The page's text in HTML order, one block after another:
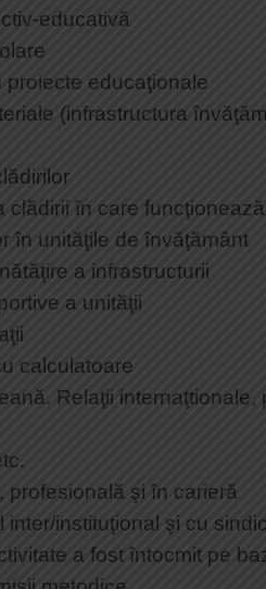
Redacţia de…”Pici” nr. 03
Redacţia de…”Pici” nr. 02
Redacţia de…”Pici” nr. 01
educativă
educaţionale
(infrastructura
clădirii în care
în unităţile de învăţământ
a infrastructurii
a unităţii
calculatoare
Relaţii
profesională şi în carieră
inter/instituţional şi cu
a fost întocmit pe